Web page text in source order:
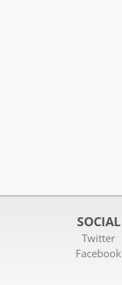
SOCIAL
Twitter
Facebook